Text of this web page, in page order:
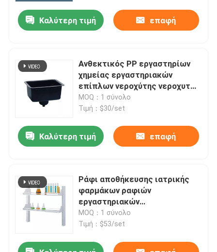
Καλύτερη τιμή επαφή
Ανθεκτικός PP εργαστηρίων
χημείας εργαστηριακών
επίπλων νεροχύτης νεροχυτών
για το εργαστήριο 42L σε 125L
MOQ：1 σύνολο
Τιμή：$30/set
Καλύτερη τιμή επαφή
Ράφι αποθήκευσης ιατρικής
φαρμάκων ραφιών
εργαστηριακών
αντιδραστηρίων μετάλλων για
το εργαστήριο
MOQ：1 σύνολο
Τιμή：$53/set